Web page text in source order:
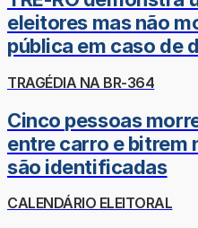
eleitores mas não
pública em caso de
TRAGÉDIA NA BR-364
Cinco pessoas
entre carro e bitrem
são identificadas
CALENDÁRIO ELEITORAL